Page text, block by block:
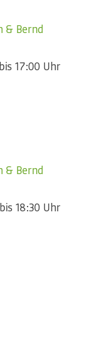
& Bernd
17:00 Uhr
& Bernd
18:30 Uhr